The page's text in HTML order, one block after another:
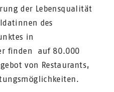
der Lebensqualität
des
in
finden auf 80.000
von Restaurants,